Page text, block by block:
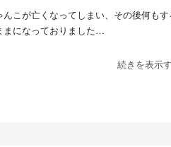
こが亡くなってしまい、その後何もす
まになっておりました…
になさらない方、よろしくお願い致し
すのでご了承くださいm(_ _)m
続きを表示